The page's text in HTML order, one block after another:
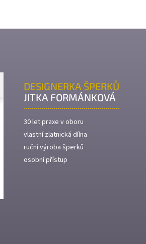
DESIGNERKA ŠPERKŮ
JITKA FORMÁNKOVÁ
30 let praxe v oboru
vlastní zlatnická dílna
ruční výroba šperků
osobní přístup